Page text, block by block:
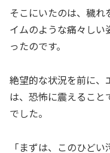
そこにいたのは、穢れ
イムのような痛々しい
ったのです。
絶望的な状況を前に、
は、恐怖に震えるこ
でした。
「まずは、このひど